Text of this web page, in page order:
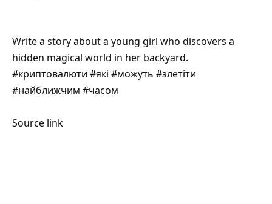
Write a story about a young girl who discovers a
hidden magical world in her backyard.
#криптовалюти #які #можуть #злетіти
#найближчим #часом
Source link